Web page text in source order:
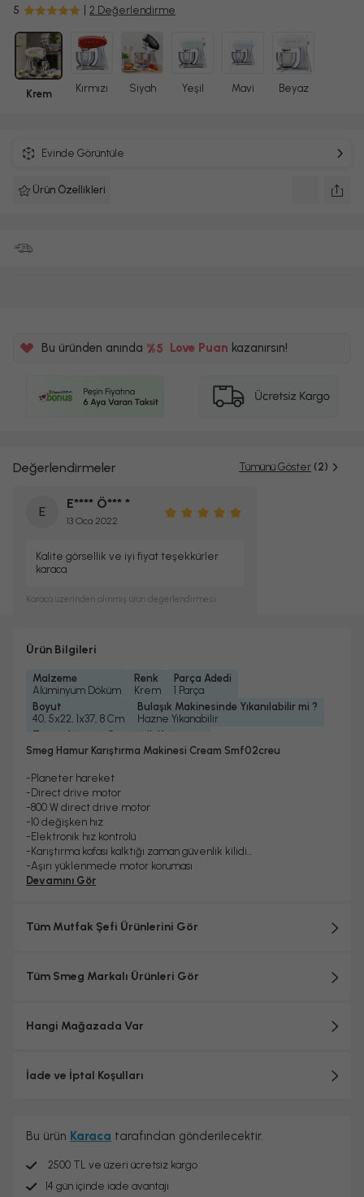
5 2 Değerlendirme
Krem Kırmızı Siyah Yeşil Mavi Beyaz
Evinde Görüntüle
Ürün Özellikleri
Bu üründen anında %5 Love Puankazanırsın!
Değerlendirmeler Tümünü Göster (2)
E
E**** Ö*** *
13 Oca 2022
Kalite görsellik ve iyi fiyat teşekkürler
karaca
Karaca üzerinden alınmış ürün değerlendirmesi.
Ürün Bilgileri
Malzeme
Alüminyum Döküm
Renk
Krem
Parça Adedi
1 Parça
Boyut
40, 5x22, 1x37, 8 Cm
Bulaşık Makinesinde Yıkanılabilir mi ?
Hazne Yıkanabilir
Zamanlayıcı
Yok
Otomatik Kapanma
Yok
Evet
Gövde Malzemesi
Alüminyum Döküm
Alüminyum
Hazne Malzemesi
Çelik
1, 4 Lt
Hız Ayarı
10 Kademeli
Kablo Uzunluğu
1 M
Tartı Özelliği
Smeg Hamur Karıştırma Makinesi Cream Smf02creu
-Planeter hareket
-Direct drive motor
-800 W direct drive motor
-10 değişken hız
-Elektronik hız kontrolü
-Karıştırma kafası kalktığı zaman güvenlik kilidi
-Aşırı yüklenmede motor koruması
-Yumuşak başlangıç fonksiyonu
-Kase kapasitesi: 4,8 L kase kapasitesi
-Entegre kablo
Devamını Gör
Tüm Mutfak Şefi Ürünlerini Gör
Tüm Smeg Markalı Ürünleri Gör
Hangi Mağazada Var
İade ve İptal Koşulları
Bu ürün Karaca tarafından gönderilecektir.
2500 TL ve üzeri ücretsiz kargo
14 gün içinde iade avantajı